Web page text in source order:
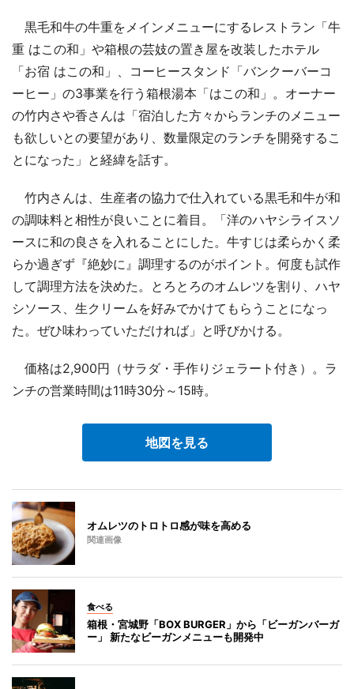
黒毛和牛の牛重をメインメニューにするレストラン「牛
重 はこの和」や箱根の芸妓の置き屋を改装したホテル
「お宿 はこの和」、コーヒースタンド「バンクーバーコ
ーヒー」の3事業を行う箱根湯本「はこの和」。オーナー
の竹内さや香さんは「宿泊した方々からランチのメニュー
も欲しいとの要望があり、数量限定のランチを開発するこ
とになった」と経緯を話す。
竹内さんは、生産者の協力で仕入れている黒毛和牛が和
の調味料と相性が良いことに着目。「洋のハヤシライスソ
ースに和の良さを入れることにした。牛すじは柔らかく柔
らか過ぎず『絶妙に』調理するのがポイント。何度も試作
して調理方法を決めた。とろとろのオムレツを割り、ハヤ
シソース、生クリームを好みでかけてもらうことになっ
た。ぜひ味わっていただければ」と呼びかける。
価格は2,900円（サラダ・手作りジェラート付き）。ラ
ンチの営業時間は11時30分～15時。
地図を見る
オムレツのトロトロ感が味を高める
関連画像
食べる
箱根・宮城野「BOX BURGER」から「ビーガンバーガ
ー」 新たなビーガンメニューも開発中